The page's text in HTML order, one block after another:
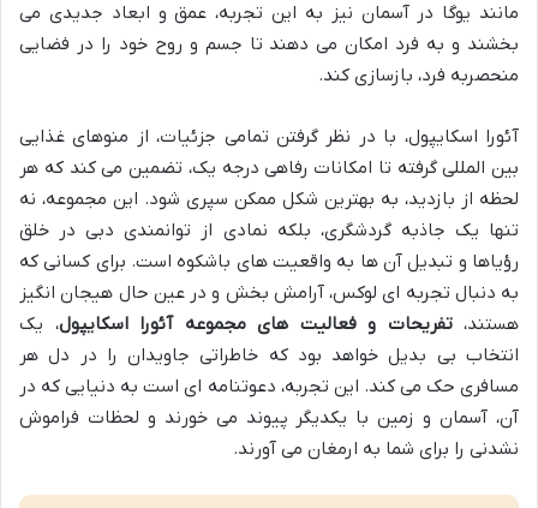
مانند یوگا در آسمان نیز به این تجربه، عمق و ابعاد جدیدی می
بخشند و به فرد امکان می دهند تا جسم و روح خود را در فضایی
منحصربه فرد، بازسازی کند.
آئورا اسکایپول، با در نظر گرفتن تمامی جزئیات، از منوهای غذایی
بین المللی گرفته تا امکانات رفاهی درجه یک، تضمین می کند که هر
لحظه از بازدید، به بهترین شکل ممکن سپری شود. این مجموعه، نه
تنها یک جاذبه گردشگری، بلکه نمادی از توانمندی دبی در خلق
رؤیاها و تبدیل آن ها به واقعیت های باشکوه است. برای کسانی که
به دنبال تجربه ای لوکس، آرامش بخش و در عین حال هیجان انگیز
هستند،تفریحات و فعالیت های مجموعه آئورا اسکایپول، یک
انتخاب بی بدیل خواهد بود که خاطراتی جاویدان را در دل هر
مسافری حک می کند. این تجربه، دعوتنامه ای است به دنیایی که در
آن، آسمان و زمین با یکدیگر پیوند می خورند و لحظات فراموش
نشدنی را برای شما به ارمغان می آورند.